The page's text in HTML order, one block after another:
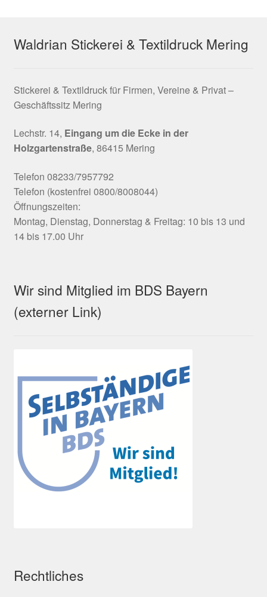
Waldrian Stickerei & Textildruck Mering
Stickerei & Textildruck für Firmen, Vereine & Privat –
Geschäftssitz Mering
Lechstr. 14, Eingang um die Ecke in der
Holzgartenstraße, 86415 Mering
Telefon 08233/7957792
Telefon (kostenfrei 0800/8008044)
Öffnungszeiten:
Montag, Dienstag, Donnerstag & Freitag: 10 bis 13 und
14 bis 17.00 Uhr
Wir sind Mitglied im BDS Bayern
(externer Link)
Rechtliches